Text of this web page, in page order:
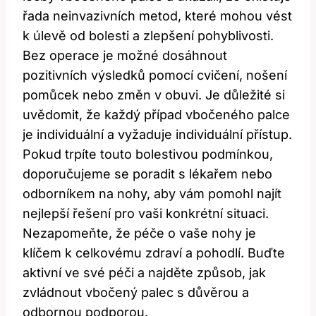
řada neinvazivních metod, které mohou vést
k úlevě od bolesti a zlepšení pohyblivosti.
Bez operace je možné dosáhnout
pozitivních výsledků pomocí cvičení, nošení
pomůcek nebo změn v obuvi. Je důležité si
uvědomit, že každý případ vbočeného palce
je individuální a vyžaduje individuální přístup.
Pokud trpíte touto bolestivou podmínkou,
doporučujeme se poradit s lékařem nebo
odborníkem na nohy, aby vám pomohl najít
nejlepší řešení pro vaši konkrétní situaci.
Nezapomeňte, že péče o vaše nohy je
klíčem k celkovému zdraví a pohodlí. Buďte
aktivní ve své péči a najděte způsob, jak
zvládnout vbočený palec s důvěrou a
odbornou podporou.